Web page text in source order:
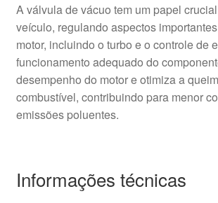
A válvula de vácuo tem um papel
veículo, regulando aspectos
motor, incluindo o turbo e o controle de
funcionamento adequado do
desempenho do motor e otimiza a
combustível, contribuindo para menor
emissões poluentes.
Informações técnicas